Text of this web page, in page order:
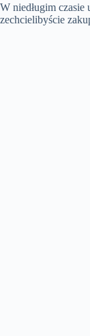
W niedługim
zechcielibyście